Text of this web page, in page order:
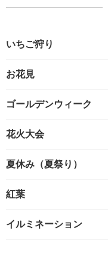
いちご狩り
お花見
ゴールデンウィーク
花火大会
夏休み（夏祭り）
紅葉
イルミネーション